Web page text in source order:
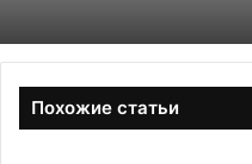
Похожие статьи